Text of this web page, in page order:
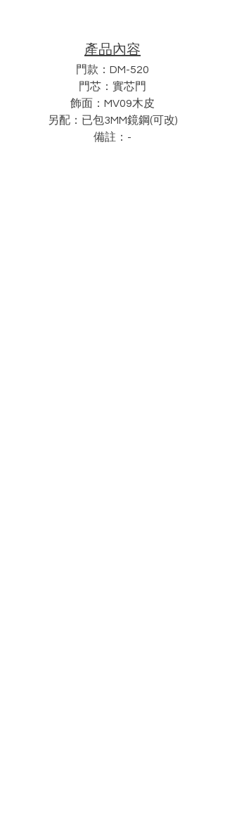
產品內容
門款：DM-520
門芯：實芯門
飾面：MV09木皮
另配：已包3MM鏡鋼(可改)
備註：-